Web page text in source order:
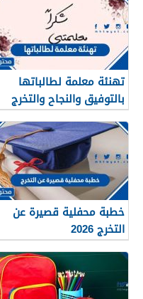
تهنئة معلمة لطالباتها
بالتوفيق والنجاح والتخرج
2026
خطبة محفلية قصيرة عن
التخرج 2026